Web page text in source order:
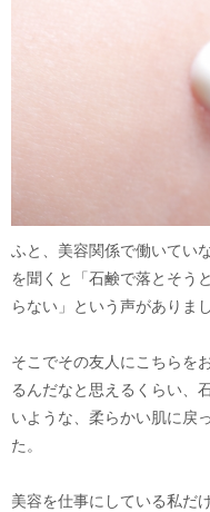
ふと、美容関係で働いてい
を聞くと「石鹸で落とそう
らない」という声がありまし
そこでその友人にこちらを
るんだなと思えるくらい、
いような、柔らかい肌に戻
た。
美容を仕事にしている私だ